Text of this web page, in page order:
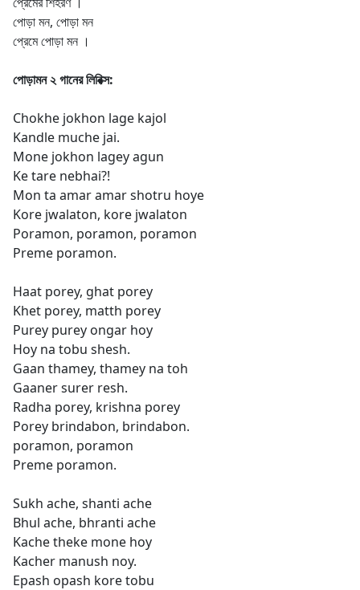
পোড়া মন, পোড়া মন
প্রেমে পোড়া মন ।
পোড়ামন ২ গানের লিরিক্স:
Chokhe jokhon lage kajol
Kandle muche jai.
Mone jokhon lagey agun
Ke tare nebhai?!
Mon ta amar amar shotru hoye
Kore jwalaton, kore jwalaton
Poramon, poramon, poramon
Preme poramon.
Haat porey, ghat porey
Khet porey, matth porey
Purey purey ongar hoy
Hoy na tobu shesh.
Gaan thamey, thamey na toh
Gaaner surer resh.
Radha porey, krishna porey
Porey brindabon, brindabon.
poramon, poramon
Preme poramon.
Sukh ache, shanti ache
Bhul ache, bhranti ache
Kache theke mone hoy
Kacher manush noy.
Epash opash kore tobu